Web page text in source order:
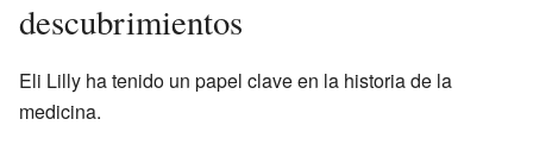
descubrimientos
Eli Lilly ha tenido un papel clave en la historia de la
medicina.